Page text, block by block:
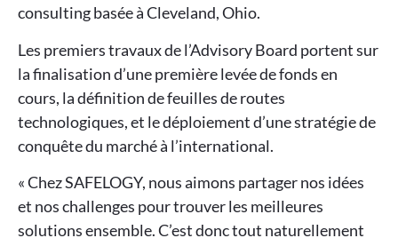
consulting basée à Cleveland, Ohio.
Les premiers travaux de l’Advisory Board portent sur
la finalisation d’une première levée de fonds en
cours, la définition de feuilles de routes
technologiques, et le déploiement d’une stratégie de
conquête du marché à l’international.
« Chez SAFELOGY, nous aimons partager nos idées
et nos challenges pour trouver les meilleures
solutions ensemble. C’est donc tout naturellement